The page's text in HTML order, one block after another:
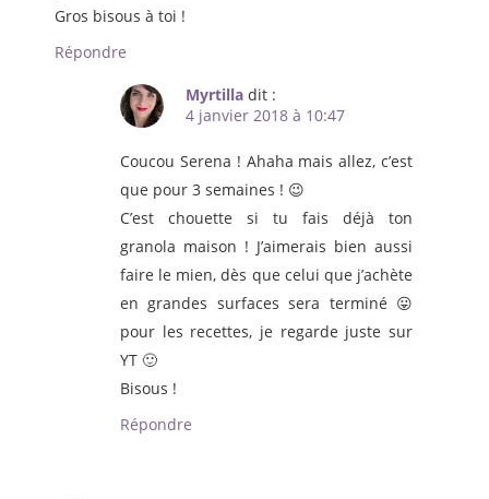
Gros bisous à toi !
Répondre
Myrtilla dit :
4 janvier 2018 à 10:47
Coucou Serena ! Ahaha mais allez, c’est
que pour 3 semaines ! 😉
C’est chouette si tu fais déjà ton
granola maison ! J’aimerais bien aussi
faire le mien, dès que celui que j’achète
en grandes surfaces sera terminé 😛
pour les recettes, je regarde juste sur
YT 🙂
Bisous !
Répondre